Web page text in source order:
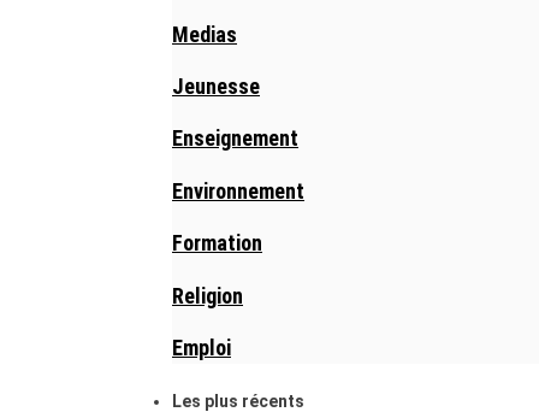
Medias
Jeunesse
Enseignement
Environnement
Formation
Religion
Emploi
Les plus récents